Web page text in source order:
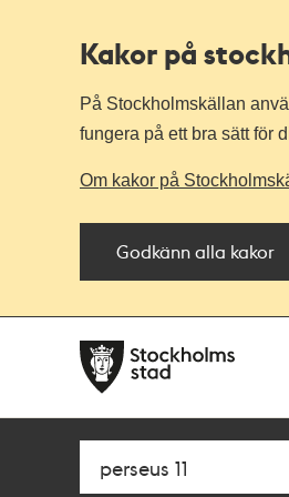
Kakor på
På Stockholmskällan
fungera på ett bra sätt för
Om kakor på
Godkänn alla kakor
navigationen
huvudinnehållet
Sök